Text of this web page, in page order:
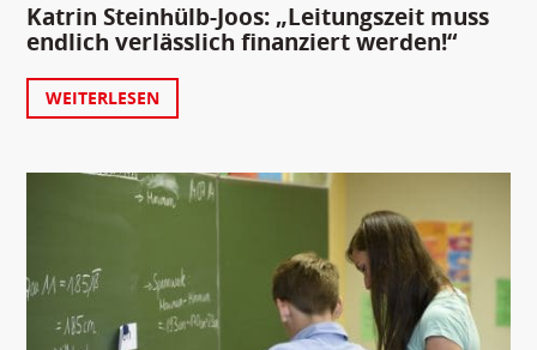
Katrin Steinhülb-Joos: „Leitungszeit muss
endlich verlässlich finanziert werden!“
WEITERLESEN